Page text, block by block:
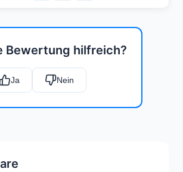
Bewertung hilfreich?
Ja Nein